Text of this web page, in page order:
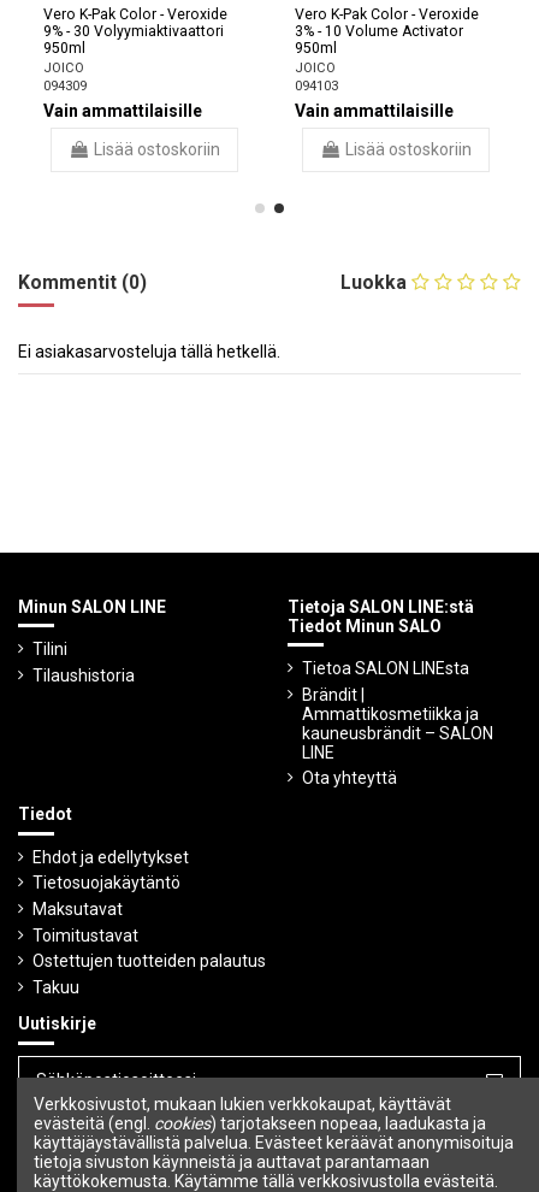
Vero K-Pak Color - Veroxide
9% - 30 Volyymiaktivaattori
950ml
JOICO
094309
Vain ammattilaisille
Lisää ostoskoriin
Vero K-Pak Color - Veroxide
3% - 10 Volume Activator
950ml
JOICO
094103
Vain ammattilaisille
Lisää ostoskoriin
Luokka
Kommentit (0)
Ei asiakasarvosteluja tällä hetkellä.
Minun SALON LINE
Tilini
Tilaushistoria
Tietoja SALON LINE:stä
Tiedot Minun SALO
Tietoa SALON LINEsta
Brändit |
Ammattikosmetiikka ja
kauneusbrändit – SALON
LINE
Ota yhteyttä
Tiedot
Ehdot ja edellytykset
Tietosuojakäytäntö
Maksutavat
Toimitustavat
Ostettujen tuotteiden palautus
Takuu
Uutiskirje
Voit peruuttaa tilauksen milloin tahansa.
Seuraa meitä
Verkkosivustot, mukaan lukien verkkokaupat, käyttävät
evästeitä (engl. cookies) tarjotakseen nopeaa, laadukasta ja
käyttäjäystävällistä palvelua. Evästeet keräävät anonymisoituja
tietoja sivuston käynneistä ja auttavat parantamaan
käyttökokemusta. Käytämme tällä verkkosivustolla evästeitä.